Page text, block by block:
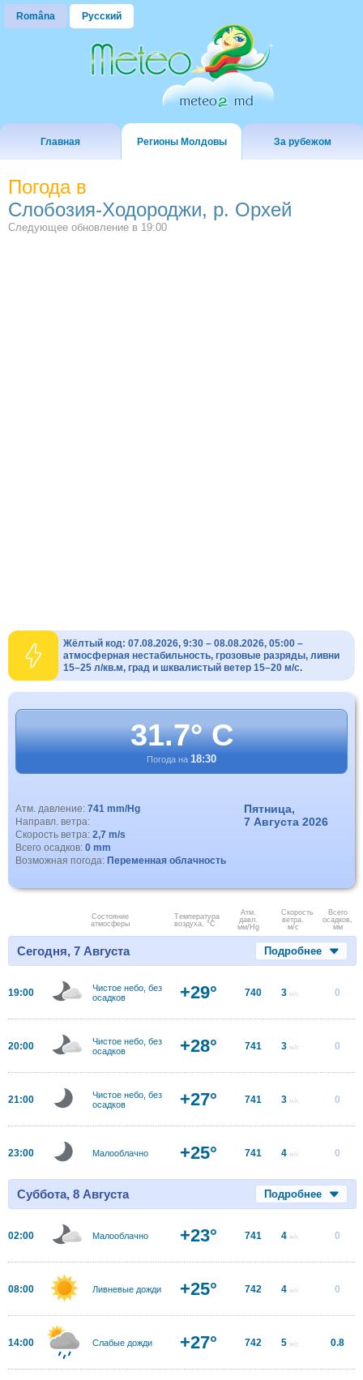
Româna Русский
Главная Регионы Молдовы За рубежом
Погода в
Слобозия-Ходороджи, р. Орхей
Следующее обновление в 19:00
Жёлтый код: 07.08.2026, 9:30 – 08.08.2026, 05:00 –
атмосферная нестабильность, грозовые разряды, ливни
15–25 л/кв.м, град и шквалистый ветер 15–20 м/с.
31.7° C
Погода на 18:30
Атм. давление: 741 mm/Hg
Направл. ветра:
Скорость ветра: 2,7 m/s
Всего осадков: 0 mm
Возможная погода: Переменная облачность
Пятница,
7 Августа 2026
Состояние
атмосферы
Температура
воздуха, °C
Атм.
давл.
мм/Hg
Скорость
ветра.
м/с
Всего
осадков,
мм
Сегодня, 7 Августа Подробнее
19:00
Чистое небо, без
осадков
+29° 740 3 м/с 0
20:00
Чистое небо, без
осадков
+28° 741 3 м/с 0
21:00
Чистое небо, без
осадков
+27° 741 3 м/с 0
23:00 Малооблачно +25° 741 4 м/с 0
Суббота, 8 Августа Подробнее
02:00 Малооблачно +23° 741 4 м/с 0
08:00 Ливневые дожди +25° 742 4 м/с 0
14:00 Слабые дожди +27° 742 5 м/с 0.8